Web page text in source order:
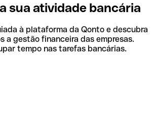
sua atividade bancária
à plataforma da Qonto e descubra
a gestão financeira das empresas.
tempo nas tarefas bancárias.